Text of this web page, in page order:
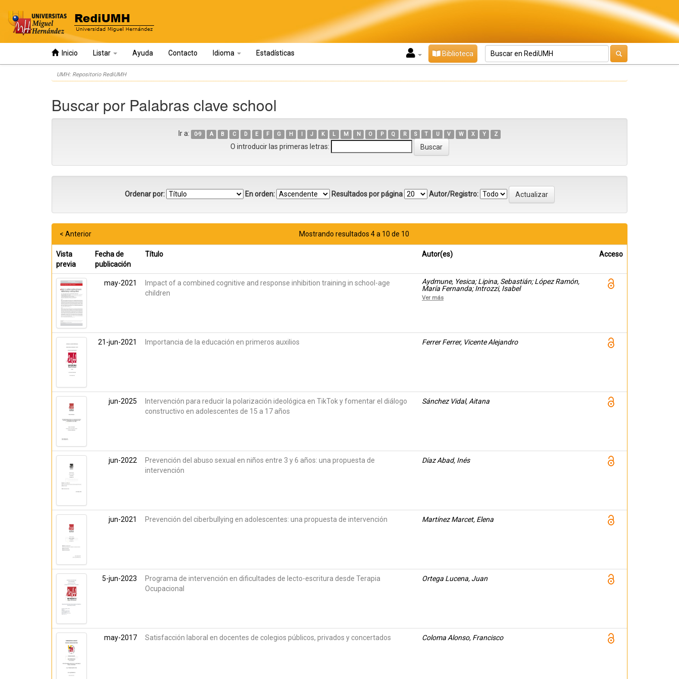
Inicio Listar Ayuda Contacto Idioma Estadísticas Biblioteca
UMH: Repositorio RediUMH
Buscar por Palabras clave school
Ir a: 0-9 A B C D E F G H I J K L M N O P Q R S T U V W X Y Z
O introducir las primeras letras:
Ordenar por: En orden: Resultados por página Autor/Registro:
Mostrando resultados 4 a 10 de 10
< Anterior
Vista
previa
Fecha de
publicación
Título Autor(es) Acceso
may-2021
Impact of a combined cognitive and response inhibition training in school-age
children
Aydmune, Yesica; Lipina, Sebastián; López Ramón,
María Fernanda; Introzzi, Isabel
Ver más
21-jun-2021 Importancia de la educación en primeros auxilios Ferrer Ferrer, Vicente Alejandro
jun-2025
Intervención para reducir la polarización ideológica en TikTok y fomentar el diálogo
constructivo en adolescentes de 15 a 17 años
Sánchez Vidal, Aitana
jun-2022
Prevención del abuso sexual en niños entre 3 y 6 años: una propuesta de
intervención
Díaz Abad, Inés
jun-2021 Prevención del ciberbullying en adolescentes: una propuesta de intervención Martínez Marcet, Elena
5-jun-2023
Programa de intervención en dificultades de lecto-escritura desde Terapia
Ocupacional
Ortega Lucena, Juan
may-2017 Satisfacción laboral en docentes de colegios públicos, privados y concertados Coloma Alonso, Francisco